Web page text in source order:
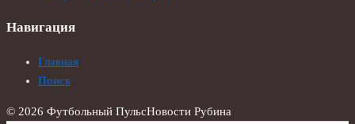
Навигация
Главная
Поиск
© 2026 Футбольный ПульсНовости Рубина